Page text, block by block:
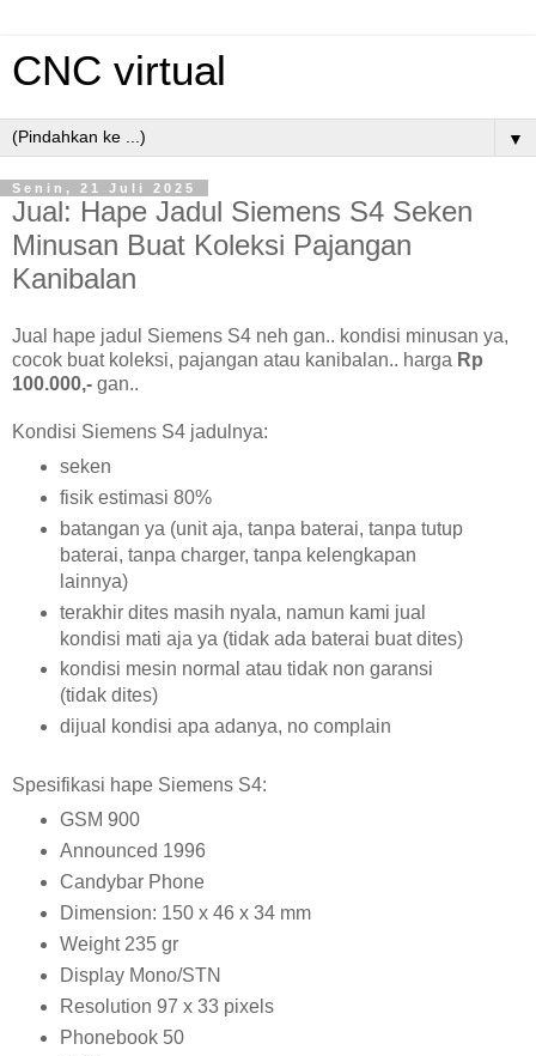
CNC virtual
▼
Senin, 21 Juli 2025
Jual: Hape Jadul Siemens S4 Seken
Minusan Buat Koleksi Pajangan
Kanibalan
Jual hape jadul Siemens S4 neh gan.. kondisi minusan ya,
cocok buat koleksi, pajangan atau kanibalan.. harga Rp
100.000,- gan..
Kondisi Siemens S4 jadulnya:
seken
fisik estimasi 80%
batangan ya (unit aja, tanpa baterai, tanpa tutup
baterai, tanpa charger, tanpa kelengkapan
lainnya)
terakhir dites masih nyala, namun kami jual
kondisi mati aja ya (tidak ada baterai buat dites)
kondisi mesin normal atau tidak non garansi
(tidak dites)
dijual kondisi apa adanya, no complain
Spesifikasi hape Siemens S4:
GSM 900
Announced 1996
Candybar Phone
Dimension: 150 x 46 x 34 mm
Weight 235 gr
Display Mono/STN
Resolution 97 x 33 pixels
Phonebook 50